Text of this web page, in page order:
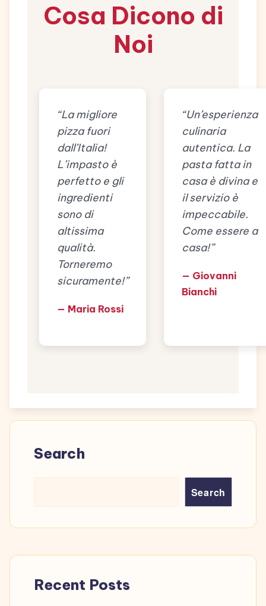
Cosa Dicono di
Noi
“La migliore
pizza fuori
dall’Italia!
L’impasto è
perfetto e gli
ingredienti
sono di
altissima
qualità.
Torneremo
sicuramente!”
— Maria Rossi
“Un’esperienza
culinaria
autentica. La
pasta fatta in
casa è divina e
il servizio è
impeccabile.
Come essere a
casa!”
— Giovanni
Bianchi
Search
Search
Recent Posts